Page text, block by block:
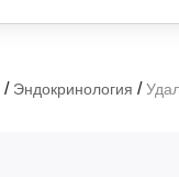
/ Эндокринология /